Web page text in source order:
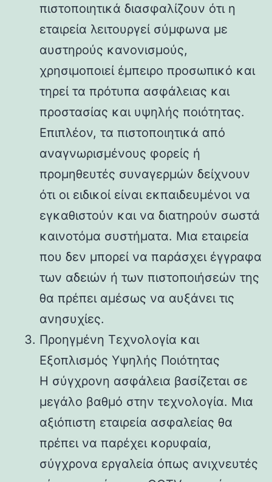
πιστοποιητικά διασφαλίζουν ότι η
εταιρεία λειτουργεί σύμφωνα με
αυστηρούς κανονισμούς,
χρησιμοποιεί έμπειρο προσωπικό και
τηρεί τα πρότυπα ασφάλειας και
προστασίας και υψηλής ποιότητας.
Επιπλέον, τα πιστοποιητικά από
αναγνωρισμένους φορείς ή
προμηθευτές συναγερμών δείχνουν
ότι οι ειδικοί είναι εκπαιδευμένοι να
εγκαθιστούν και να διατηρούν σωστά
καινοτόμα συστήματα. Μια εταιρεία
που δεν μπορεί να παράσχει έγγραφα
των αδειών ή των πιστοποιήσεών της
θα πρέπει αμέσως να αυξάνει τις
ανησυχίες.
Προηγμένη Τεχνολογία και
Εξοπλισμός Υψηλής Ποιότητας
Η σύγχρονη ασφάλεια βασίζεται σε
μεγάλο βαθμό στην τεχνολογία. Μια
αξιόπιστη εταιρεία ασφαλείας θα
πρέπει να παρέχει κορυφαία,
σύγχρονα εργαλεία όπως ανιχνευτές